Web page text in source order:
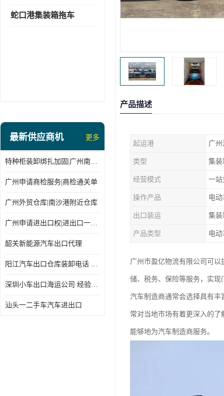
蛇口港集装箱拖车
最新供应商机 更多
特种柜装卸绑扎加固|广州南沙仓库装卸
广州申请商检服务|商检通关单
广州外贸仓库|南沙港附近仓库
广州申请进出口权|进出口一站式
韶关新能源汽车出口代理
阳江汽车出口仓库装卸电话 经验丰富
深圳小车出口海运公司 经验丰富
汕头一二手车汽车进出口
产品描述
起运港 广
类型 集装
经营模式 一站
操作产品 电
出口装运 集装
产品类型 电
广州市盈亿物流有限公司可
储、税务、保险等服务，实
汽车制造商通常会选择具有
常对当地市场有着更深入的
能够地为汽车制造商服务。